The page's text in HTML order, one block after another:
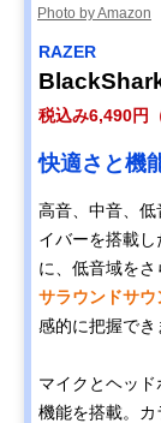
Photo by Amazon
RAZER
税込み6,490円
快適さと機
高音、中音、
イバーを搭載
に、低音域をさ
サラウンドサウ
感的に把握でき
マイクとヘッ
機能を搭載。